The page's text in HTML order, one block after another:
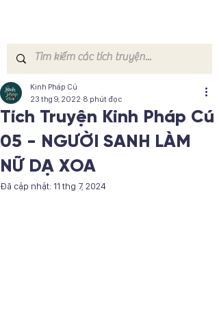
Tích Truyện Kinh Pháp Cú
05 - NGƯỜI SANH LÀM
NỮ DẠ XOA
Kinh Pháp Cú
23 thg 9, 2022 8 phút đọc
Đã cập nhật:11 thg 7, 2024